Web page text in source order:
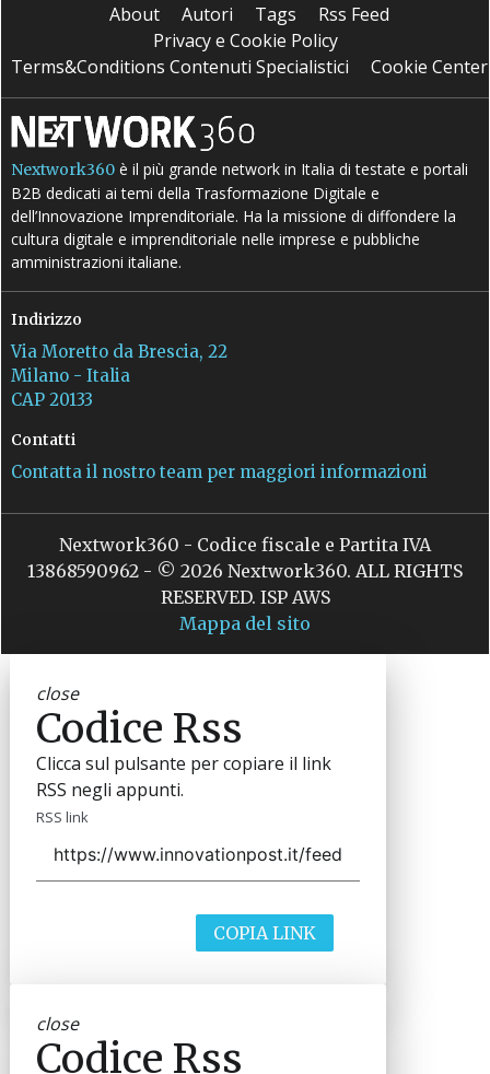
About Autori Tags
Rss Feed
Privacy e Cookie Policy
Terms&Conditions Contenuti Specialistici
Cookie Center
Nextwork360 è il più grande network in Italia di testate e portali
B2B dedicati ai temi della Trasformazione Digitale e
dell’Innovazione Imprenditoriale. Ha la missione di diffondere la
cultura digitale e imprenditoriale nelle imprese e pubbliche
amministrazioni italiane.
Indirizzo
Via Moretto da Brescia, 22
Milano - Italia
CAP 20133
Contatti
Contatta il nostro team per maggiori informazioni
Nextwork360 - Codice fiscale e Partita IVA
13868590962 - © 2026 Nextwork360. ALL RIGHTS
RESERVED. ISP AWS
Mappa del sito
close
Codice Rss
Clicca sul pulsante per copiare il link
RSS negli appunti.
RSS link
COPIA LINK
close
Codice Rss